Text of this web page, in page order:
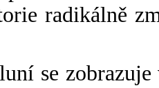
radikálně
se